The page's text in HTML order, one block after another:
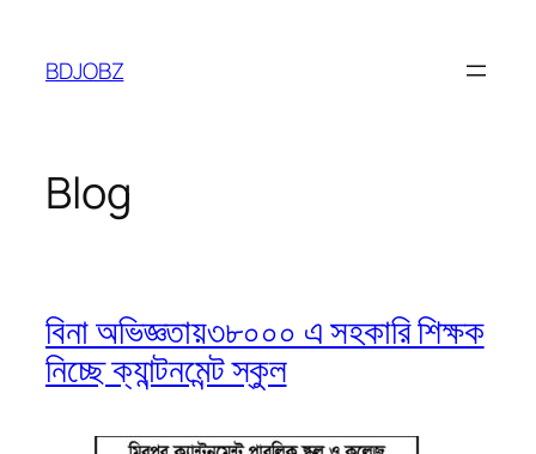
content
BDJOBZ
Blog
বিনা অভিজ্ঞতায়৩৮০০০ এ সহকারি শিক্ষক
নিচ্ছে ক্যান্টনমেন্ট স্কুল